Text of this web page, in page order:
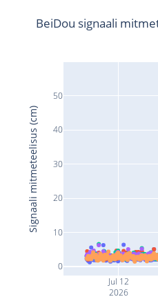
Jul 12
2026
0
10
20
30
40
50
BeiDou signaali
Signaali mitmeteelisus (cm)